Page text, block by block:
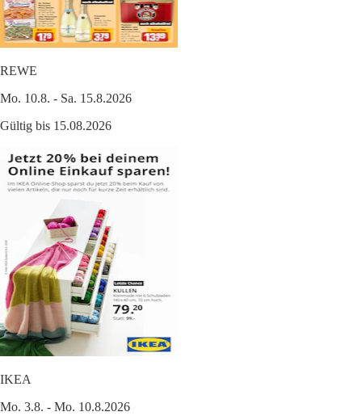
REWE
Mo. 10.8. - Sa. 15.8.2026
Gültig bis 15.08.2026
IKEA
Mo. 3.8. - Mo. 10.8.2026